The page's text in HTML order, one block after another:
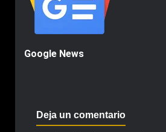
Google News
Deja un comentario